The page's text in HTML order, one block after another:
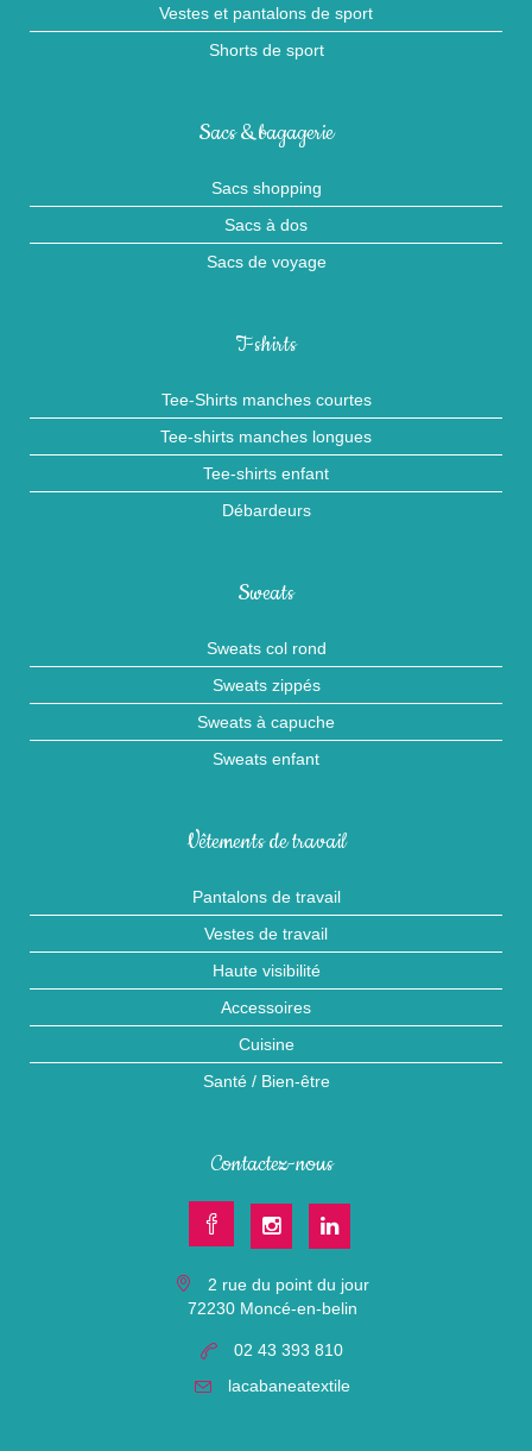
Vestes et pantalons de sport
Shorts de sport
Sacs & bagagerie
Sacs shopping
Sacs à dos
Sacs de voyage
T-shirts
Tee-Shirts manches courtes
Tee-shirts manches longues
Tee-shirts enfant
Débardeurs
Sweats
Sweats col rond
Sweats zippés
Sweats à capuche
Sweats enfant
Vêtements de travail
Pantalons de travail
Vestes de travail
Haute visibilité
Accessoires
Cuisine
Santé / Bien-être
Contactez-nous
2 rue du point du jour
72230 Moncé-en-belin
02 43 393 810
lacabaneatextile